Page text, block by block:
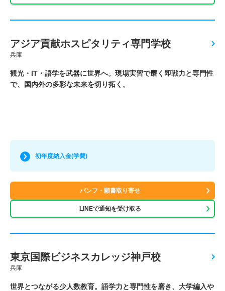
アジア貢献ホスピタリティ専門学校
兵庫
観光・IT・語学を武器に世界へ。現場実習で磨く即戦力と専門性
で、国内外の多彩な未来を切り拓く。
初年度納入金(学費)
パンフ・願書取り寄せ
LINEで通知を受け取る
東京国際ビジネスカレッジ神戸校
兵庫
世界とつながる少人数教育。語学力と専門性を磨き、大学編入や